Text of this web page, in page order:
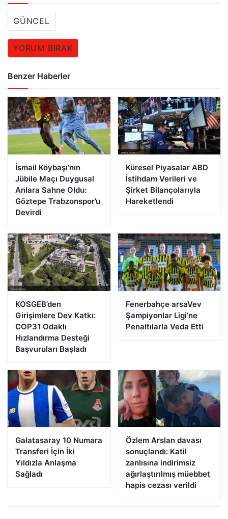
GÜNCEL
YORUM BIRAK
Benzer Haberler
İsmail Köybaşı’nın
Jübile Maçı Duygusal
Anlara Sahne Oldu:
Göztepe Trabzonspor’u
Devirdi
Küresel Piyasalar ABD
İstihdam Verileri ve
Şirket Bilançolarıyla
Hareketlendi
KOSGEB’den
Girişimlere Dev Katkı:
COP31 Odaklı
Hızlandırma Desteği
Başvuruları Başladı
Fenerbahçe arsaVev
Şampiyonlar Ligi’ne
Penaltılarla Veda Etti
Galatasaray 10 Numara
Transferi İçin İki
Yıldızla Anlaşma
Sağladı
Özlem Arslan davası
sonuçlandı: Katil
zanlısına indirimsiz
ağırlaştırılmış müebbet
hapis cezası verildi